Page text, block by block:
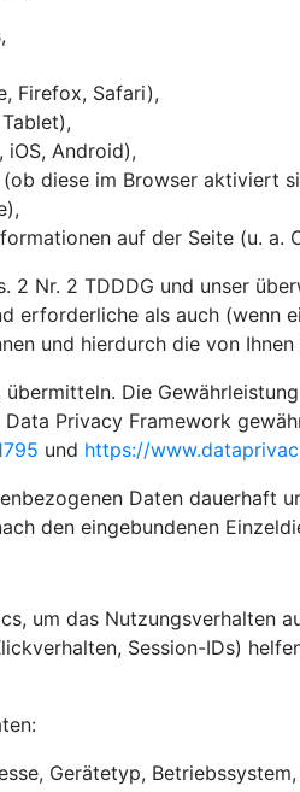
Firefox, Safari),
iOS, Android),
diese im Browser aktiviert
auf der Seite (u. a.
Nr. 2 TDDDG und unser
erforderliche als auch
und hierdurch die von
Die
Privacy Framework
und https://
Daten dauerhaft
den eingebundenen
um das Nutzungsverhalten
Session-IDs)
Gerätetyp,